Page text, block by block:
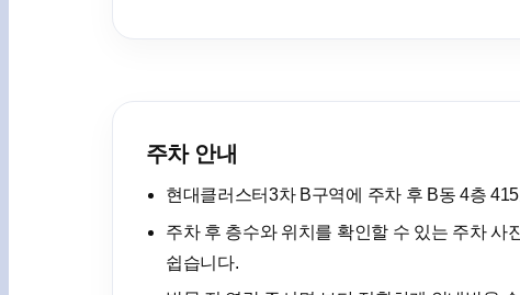
주차 안내
현대클러스터3차 B구역에 주차 후 B동 4층
주차 후 층수와 위치를 확인할 수 있는 주차 사
쉽습니다.